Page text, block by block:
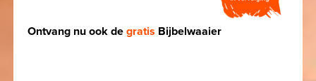
Ontvang nu ook degratis Bijbelwaaier